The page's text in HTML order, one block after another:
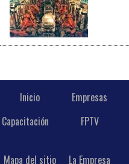
Inicio Empresas
Capacitación
FPTV
Mapa del sitio
La Empresa